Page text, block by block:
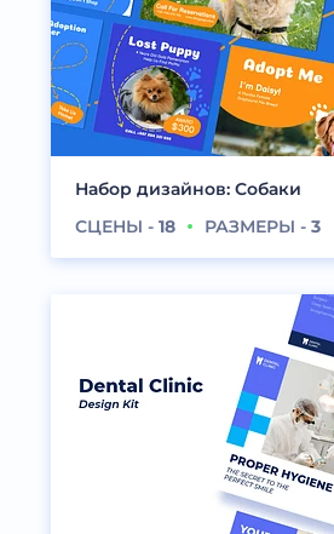
Набор дизайнов: Собаки
СЦЕНЫ - 18 РАЗМЕРЫ - 3